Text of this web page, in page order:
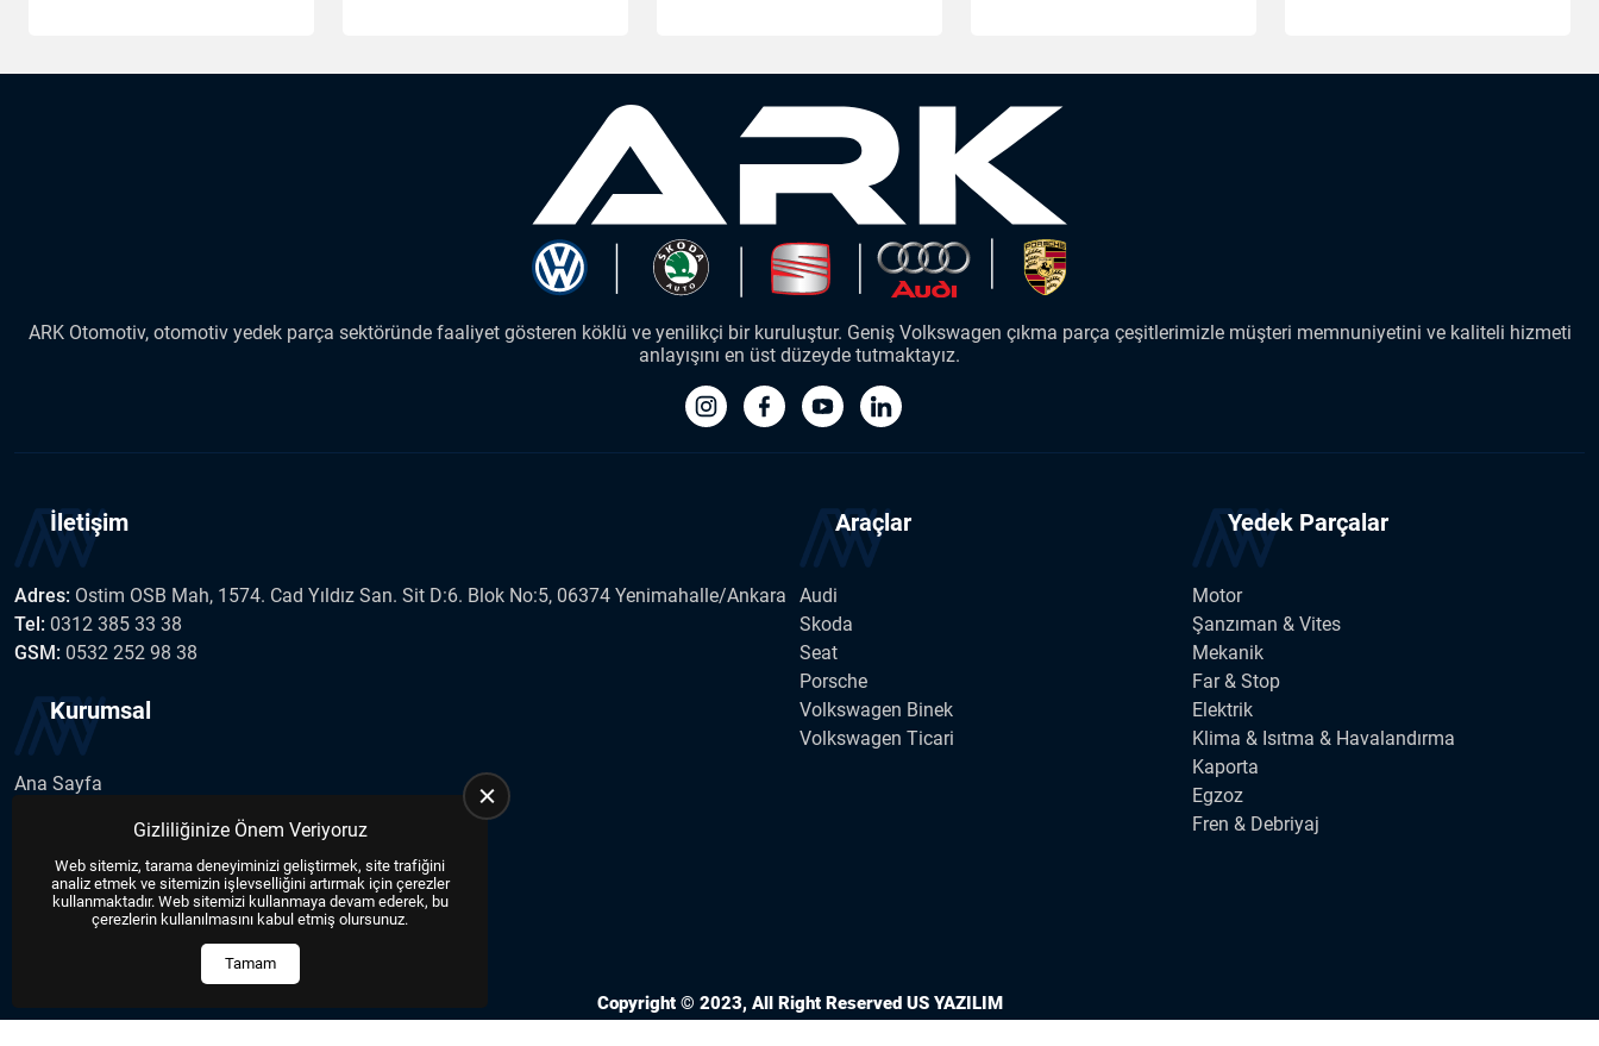
ARK Otomotiv, otomotiv yedek parça sektöründe faaliyet gösteren köklü ve yenilikçi bir kuruluştur. Geniş Volkswagen çıkma parça çeşitlerimizle müşteri memnuniyetini ve kaliteli hizmeti
anlayışını en üst düzeyde tutmaktayız.
İletişim
Adres: Ostim OSB Mah, 1574. Cad Yıldız San. Sit D:6. Blok No:5, 06374 Yenimahalle/Ankara
Tel: 0312 385 33 38
GSM: 0532 252 98 38
Kurumsal
Ana Sayfa
Haberler
Araçlar
Audi
Skoda
Seat
Porsche
Volkswagen Binek
Volkswagen Ticari
Yedek Parçalar
Motor
Şanzıman & Vites
Mekanik
Far & Stop
Elektrik
Klima & Isıtma & Havalandırma
Kaporta
Egzoz
Fren & Debriyaj
Copyright © 2023, All Right Reserved US YAZILIM
Gizliliğinize Önem Veriyoruz
Web sitemiz, tarama deneyiminizi geliştirmek, site trafiğini
analiz etmek ve sitemizin işlevselliğini artırmak için çerezler
kullanmaktadır. Web sitemizi kullanmaya devam ederek, bu
çerezlerin kullanılmasını kabul etmiş olursunuz.
Tamam